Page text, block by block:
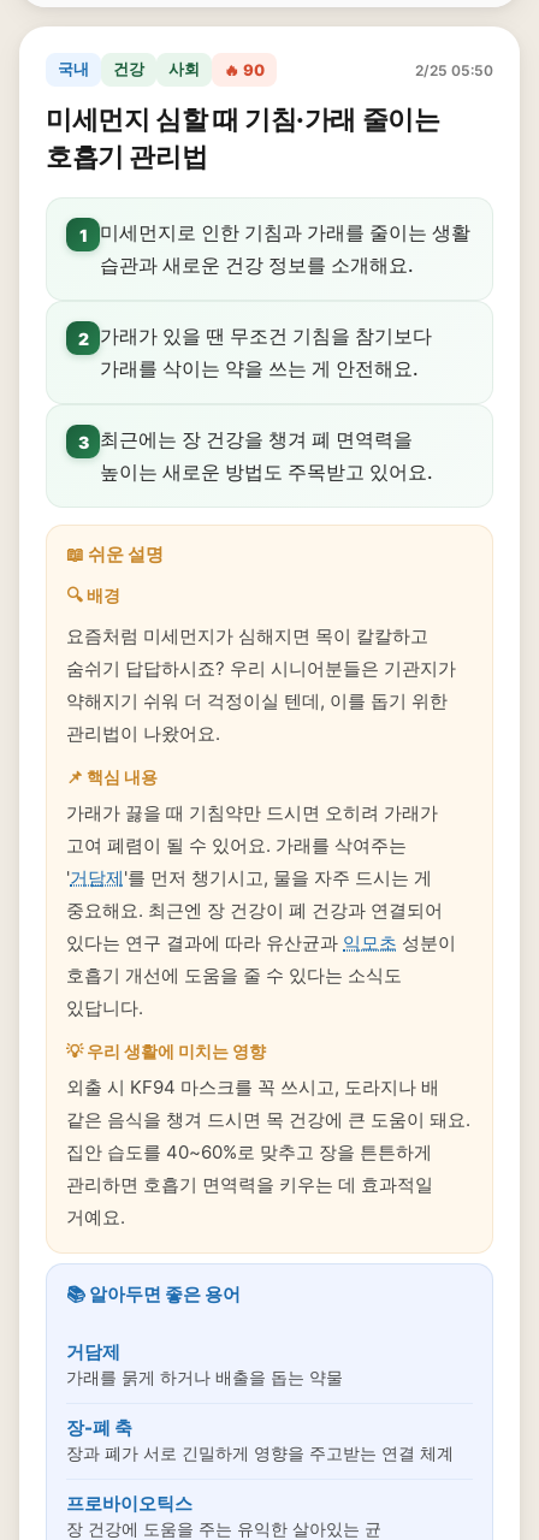
국내 건강 사회 🔥 90 2/25 05:50
미세먼지 심할 때 기침·가래 줄이는
호흡기 관리법
1
미세먼지로 인한 기침과 가래를 줄이는 생활
습관과 새로운 건강 정보를 소개해요.
2
가래가 있을 땐 무조건 기침을 참기보다
가래를 삭이는 약을 쓰는 게 안전해요.
3
최근에는 장 건강을 챙겨 폐 면역력을
높이는 새로운 방법도 주목받고 있어요.
📖 쉬운 설명
🔍 배경
요즘처럼 미세먼지가 심해지면 목이 칼칼하고
숨쉬기 답답하시죠? 우리 시니어분들은 기관지가
약해지기 쉬워 더 걱정이실 텐데, 이를 돕기 위한
관리법이 나왔어요.
📌 핵심 내용
가래가 끓을 때 기침약만 드시면 오히려 가래가
고여 폐렴이 될 수 있어요. 가래를 삭여주는
'거담제'를 먼저 챙기시고, 물을 자주 드시는 게
중요해요. 최근엔 장 건강이 폐 건강과 연결되어
있다는 연구 결과에 따라 유산균과 익모초 성분이
호흡기 개선에 도움을 줄 수 있다는 소식도
있답니다.
💡 우리 생활에 미치는 영향
외출 시 KF94 마스크를 꼭 쓰시고, 도라지나 배
같은 음식을 챙겨 드시면 목 건강에 큰 도움이 돼요.
집안 습도를 40~60%로 맞추고 장을 튼튼하게
관리하면 호흡기 면역력을 키우는 데 효과적일
거예요.
📚 알아두면 좋은 용어
거담제
가래를 묽게 하거나 배출을 돕는 약물
장-폐 축
장과 폐가 서로 긴밀하게 영향을 주고받는 연결 체계
프로바이오틱스
장 건강에 도움을 주는 유익한 살아있는 균